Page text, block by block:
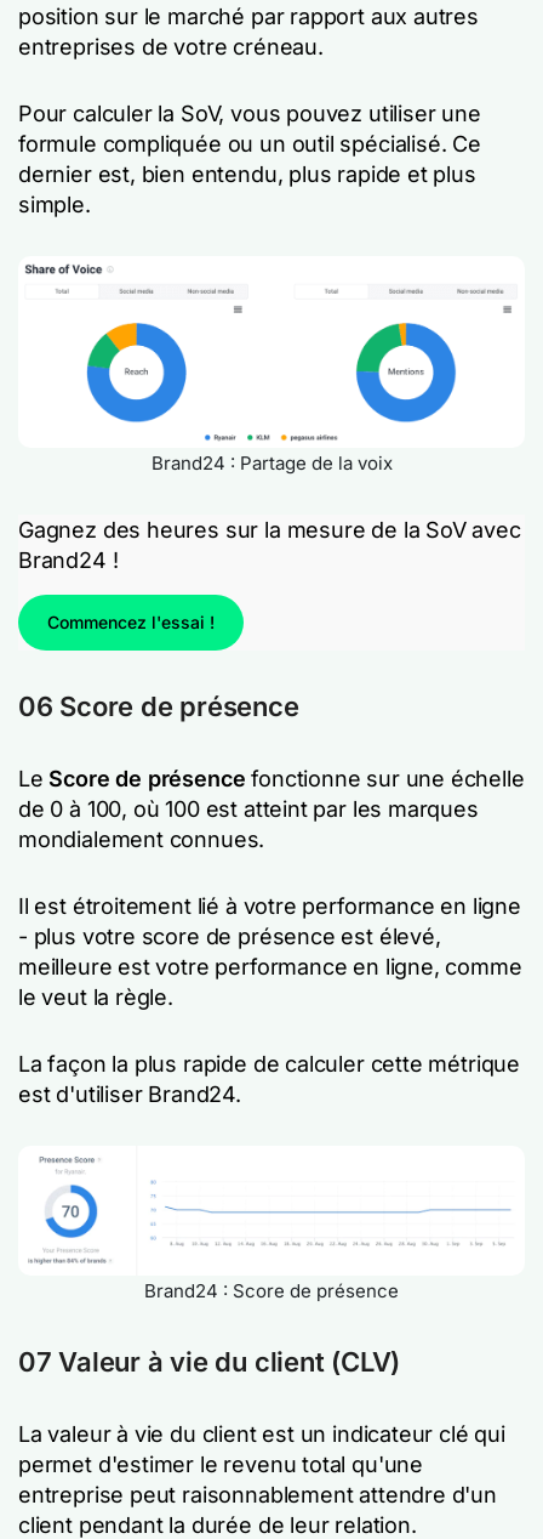
position sur le marché par rapport aux autres
entreprises de votre créneau.
Pour calculer la SoV, vous pouvez utiliser une
formule compliquée ou un outil spécialisé. Ce
dernier est, bien entendu, plus rapide et plus
simple.
Brand24 : Partage de la voix
Gagnez des heures sur la mesure de la SoV avec
Brand24 !
Commencez l'essai !
06 Score de présence
Le Score de présence fonctionne sur une échelle
de 0 à 100, où 100 est atteint par les marques
mondialement connues.
Il est étroitement lié à votre performance en ligne
- plus votre score de présence est élevé,
meilleure est votre performance en ligne, comme
le veut la règle.
La façon la plus rapide de calculer cette métrique
est d'utiliser Brand24.
Brand24 : Score de présence
07 Valeur à vie du client (CLV)
La valeur à vie du client est un indicateur clé qui
permet d'estimer le revenu total qu'une
entreprise peut raisonnablement attendre d'un
client pendant la durée de leur relation.